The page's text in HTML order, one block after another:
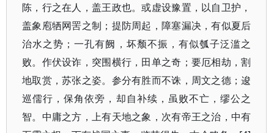
陈，行之在人，盖王政也。或虚设豫置，以自卫护，
盖象庖牺网罟之制；提防周起，障塞漏决，有似夏后
治水之势；一孔有阙，坏颓不振，有似瓠子泛滥之
败。作伏设诈，突围横行，田单之奇；要厄相劫，割
地取赏，苏张之姿。参分有胜而不诛，周文之德；逡
巡儒行，保角依旁，却自补续，虽败不亡，缪公之
智。中庸之方，上有天地之象，次有帝王之治，中有